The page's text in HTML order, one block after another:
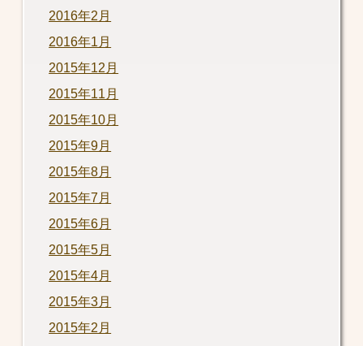
2016年2月
2016年1月
2015年12月
2015年11月
2015年10月
2015年9月
2015年8月
2015年7月
2015年6月
2015年5月
2015年4月
2015年3月
2015年2月